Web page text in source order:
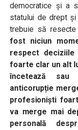
democratice și a
statului de drept
trebuie să resecte
fost niciun
respect
foarte clar un alt
încetează sau
anticorupție
profesioniști
va merge mai
personală